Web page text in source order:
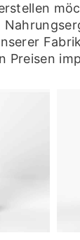
Preisen